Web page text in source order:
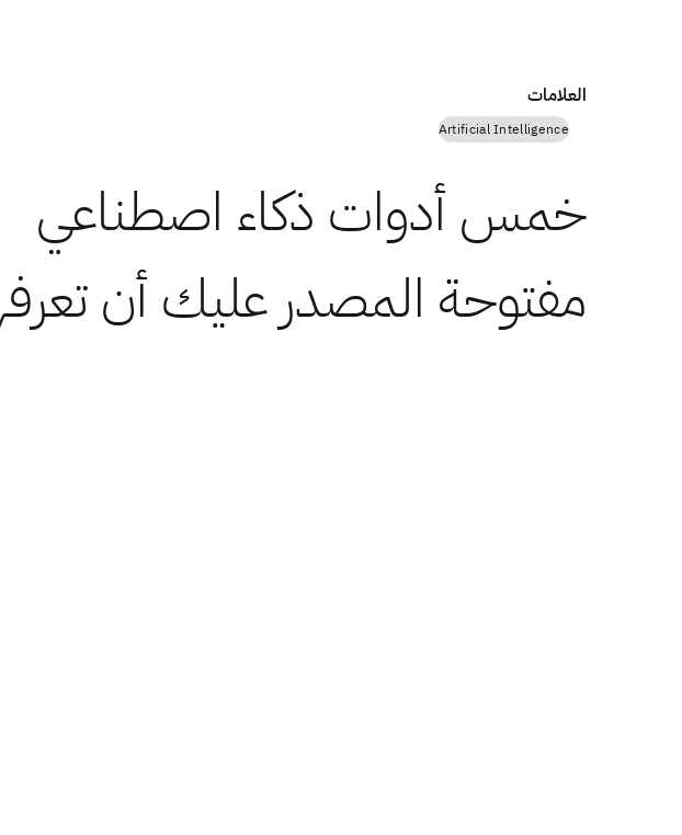
العلامات
Artificial Intelligence
خمس أدوات ذكاء اصطناعي
مفتوحة المصدر عليك أن